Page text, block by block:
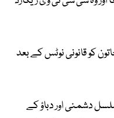
کو قانونی نوٹس کے بعد
دشمنی اور دباؤ کے